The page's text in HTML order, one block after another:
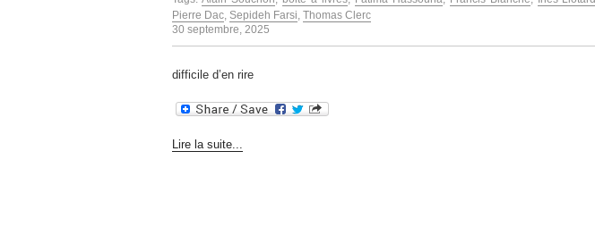
Pierre Dac, Sepideh Farsi, Thomas Clerc
30 septembre, 2025
difficile d’en rire
Lire la suite...